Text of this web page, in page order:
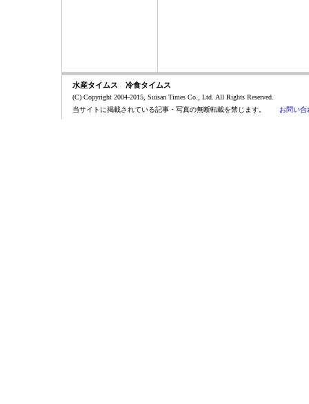
水産タイムス 冷食タイムス
(C) Copyright 2004-2015, Suisan Times Co., Ltd. All Rights Reserved.
当サイトに掲載されている記事・写真の無断転載を禁じます。 お問い合